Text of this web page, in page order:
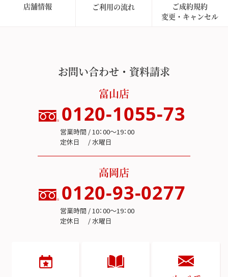
店舗情報 ご利用の流れ
ご成約規約
変更・キャンセル
お問い合わせ・資料請求
富山店
0120-1055-73
営業時間 / 10：00～19：00
定休日 / 水曜日
高岡店
0120-93-0277
営業時間 / 10：00～19：00
定休日 / 水曜日